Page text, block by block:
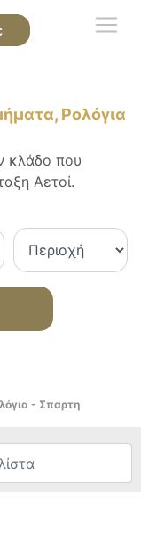
Ρολόγια
κλάδο που
Αετοί.
- Σπαρτη